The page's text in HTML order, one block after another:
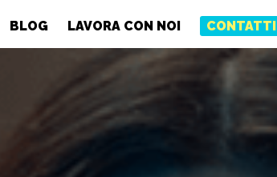
BLOG LAVORA CON NOI CONTATTI